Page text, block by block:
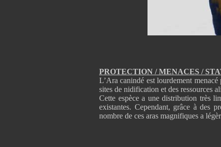
PROTECTION / MENACES /
L’Ara canindé est lourdement
sites de nidification et des ressources
Cette espèce a une distribution très
existantes. Cependant, grâce à des
nombre de ces aras magnifiques a